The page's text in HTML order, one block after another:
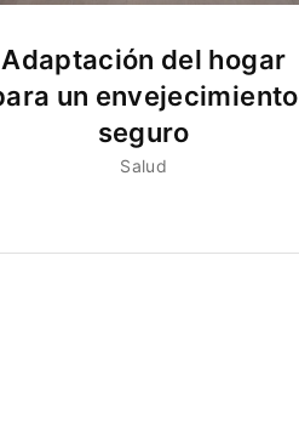
Adaptación del hogar
un envejecimiento
seguro
Salud